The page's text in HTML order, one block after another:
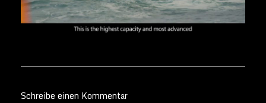
Schreibe einen Kommentar